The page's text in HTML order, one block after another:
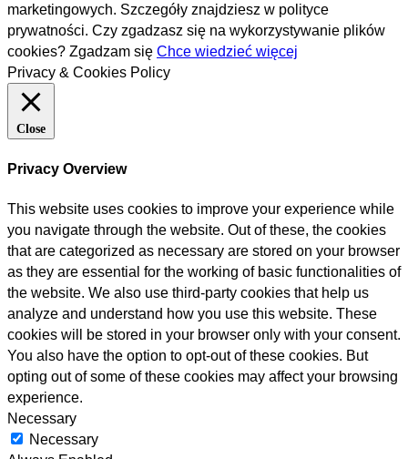
marketingowych. Szczegóły znajdziesz w polityce
prywatności. Czy zgadzasz się na wykorzystywanie plików
cookies? Zgadzam się Chce wiedzieć więcej
Privacy & Cookies Policy
Close
Privacy Overview
This website uses cookies to improve your experience while
you navigate through the website. Out of these, the cookies
that are categorized as necessary are stored on your browser
as they are essential for the working of basic functionalities of
the website. We also use third-party cookies that help us
analyze and understand how you use this website. These
cookies will be stored in your browser only with your consent.
You also have the option to opt-out of these cookies. But
opting out of some of these cookies may affect your browsing
experience.
Necessary
Necessary